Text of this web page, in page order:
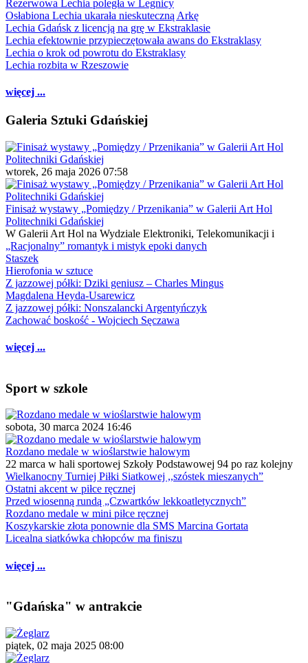
Rezerwowa Lechia poległa w Legnicy
Osłabiona Lechia ukarała nieskuteczną Arkę
Lechia Gdańsk z licencją na grę w Ekstraklasie
Lechia efektownie przypieczętowała awans do Ekstraklasy
Lechia o krok od powrotu do Ekstraklasy
Lechia rozbita w Rzeszowie
więcej ...
Galeria Sztuki Gdańskiej
wtorek, 26 maja 2026 07:58
Finisaż wystawy „Pomiędzy / Przenikania” w Galerii Art Hol
Politechniki Gdańskiej
W Galerii Art Hol na Wydziale Elektroniki, Telekomunikacji i
„Racjonalny” romantyk i mistyk epoki danych
Staszek
Hierofonia w sztuce
Z jazzowej półki: Dziki geniusz – Charles Mingus
Magdalena Heyda-Usarewicz
Z jazzowej półki: Nonszalancki Argentyńczyk
Zachować boskość - Wojciech Sęczawa
więcej ...
Sport w szkole
sobota, 30 marca 2024 16:46
Rozdano medale w wioślarstwie halowym
22 marca w hali sportowej Szkoły Podstawowej 94 po raz kolejny
Wielkanocny Turniej Piłki Siatkowej ,,szóstek mieszanych”
Ostatni akcent w piłce ręcznej
Przed wiosenną rundą „Czwartków lekkoatletycznych”
Rozdano medale w mini piłce ręcznej
Koszykarskie złota ponownie dla SMS Marcina Gortata
Licealna siatkówka chłopców ma finiszu
więcej ...
"Gdańska" w antrakcie
piątek, 02 maja 2025 08:00